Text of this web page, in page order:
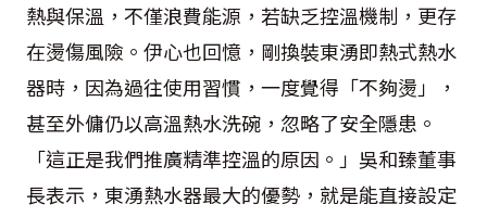
熱與保溫，不僅浪費能源，若缺乏控溫機制，更存
在燙傷風險。伊心也回憶，剛換裝東湧即熱式熱水
器時，因為過往使用習慣，一度覺得「不夠燙」，
甚至外傭仍以高溫熱水洗碗，忽略了安全隱患。
「這正是我們推廣精準控溫的原因。」吳和臻董事
長表示，東湧熱水器最大的優勢，就是能直接設定